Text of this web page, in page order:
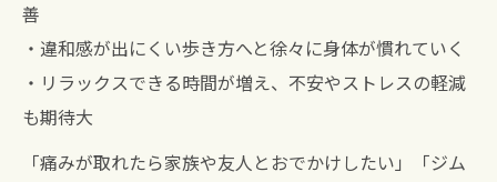
善
・違和感が出にくい歩き方へと徐々に身体が慣れていく
・リラックスできる時間が増え、不安やストレスの軽減
も期待大
「痛みが取れたら家族や友人とおでかけしたい」「ジム